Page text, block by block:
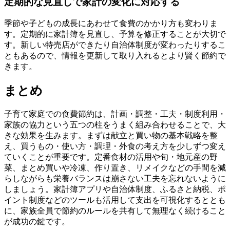
季節や子どもの成長にあわせて食費のかかり方も変わりま
す。定期的に家計簿を見直し、予算を修正することが大切で
す。新しい特売店ができたり自治体制度が変わったりするこ
ともあるので、情報を更新して取り入れるとより賢く節約で
きます。
まとめ
子育て家庭での食費節約は、計画・調整・工夫・制度利用・
家族の協力という五つの柱をうまく組み合わせることで、大
きな効果を生みます。まずは献立と買い物の基本戦略を整
え、買うもの・使い方・調理・外食の考え方を少しずつ変え
ていくことが重要です。定番食材の活用や旬・地元産の野
菜、まとめ買いや冷凍、作り置き、リメイクなどの手間を減
らしながらも栄養バランスは崩さない工夫を忘れないように
しましょう。家計簿アプリや自治体制度、ふるさと納税、ポ
イント制度などのツールも活用して支出を可視化するととも
に、家族全員で節約のルールを共有して無理なく続けること
が成功の鍵です。